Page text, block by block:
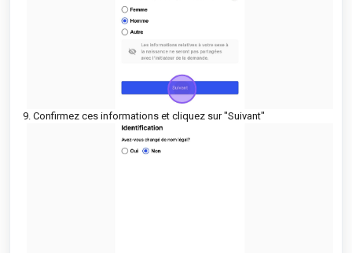
9. Confirmez ces informations et cliquez sur "Suivant"